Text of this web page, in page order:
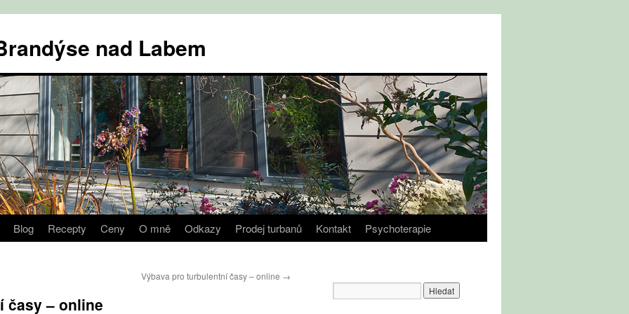
nad Labem
Blog Recepty Ceny O mně Odkazy Prodej turbanů Kontakt Psychoterapie
Výbava pro turbulentní časy – online →
časy – online